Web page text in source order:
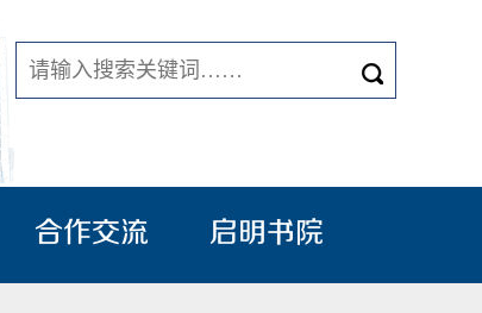
合作交流 启明书院